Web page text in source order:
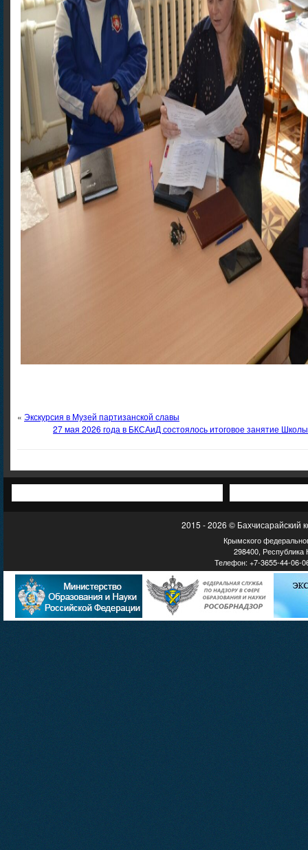
« Экскурсия в Музей партизанской славы
27 мая 2026 года в БКСАиД состоялось итоговое занятие Школы
2015 - 2026 © Бахчисарайский
Крымского
298400, Республика
Телефон: +7-3655-44-06-